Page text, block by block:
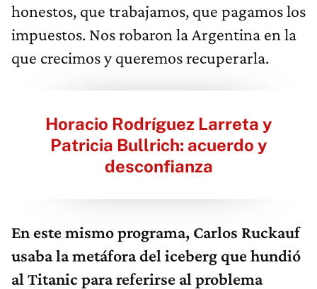
honestos, que trabajamos, que pagamos los
impuestos. Nos robaron la Argentina en la
que crecimos y queremos recuperarla.
Horacio Rodríguez Larreta y
Patricia Bullrich: acuerdo y
desconfianza
En este mismo programa, Carlos Ruckauf
usaba la metáfora del iceberg que hundió
al Titanic para referirse al problema